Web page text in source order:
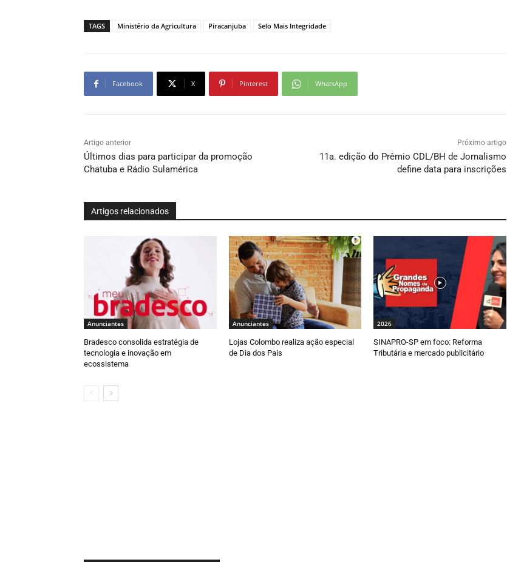
TAGS Ministério da Agricultura Piracanjuba Selo Mais Integridade
Facebook X Pinterest WhatsApp
Artigo anterior
Últimos dias para participar da promoção
Chatuba e Rádio Sulamérica
Próximo artigo
11a. edição do Prêmio CDL/BH de Jornalismo
define data para inscrições
Artigos relacionados
Anunciantes
Bradesco consolida estratégia de
tecnologia e inovação em
ecossistema
Anunciantes
Lojas Colombo realiza ação especial
de Dia dos Pais
2026
SINAPRO-SP em foco: Reforma
Tributária e mercado publicitário